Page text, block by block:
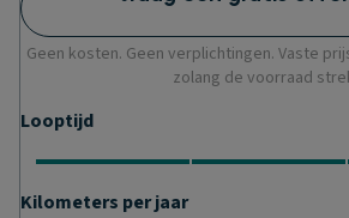
Geen kosten. Geen verplichtingen. Vaste
zolang de voorraad
Looptijd
Kilometers per jaar